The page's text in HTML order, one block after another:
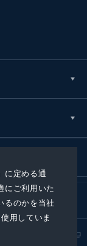
に定める通
にご利用いた
るのかを当社
用していま